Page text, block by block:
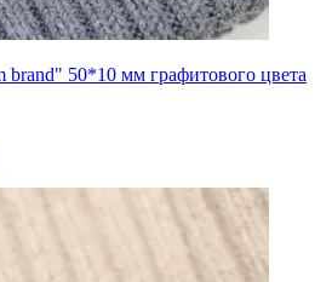
50*10 мм графитового цвета